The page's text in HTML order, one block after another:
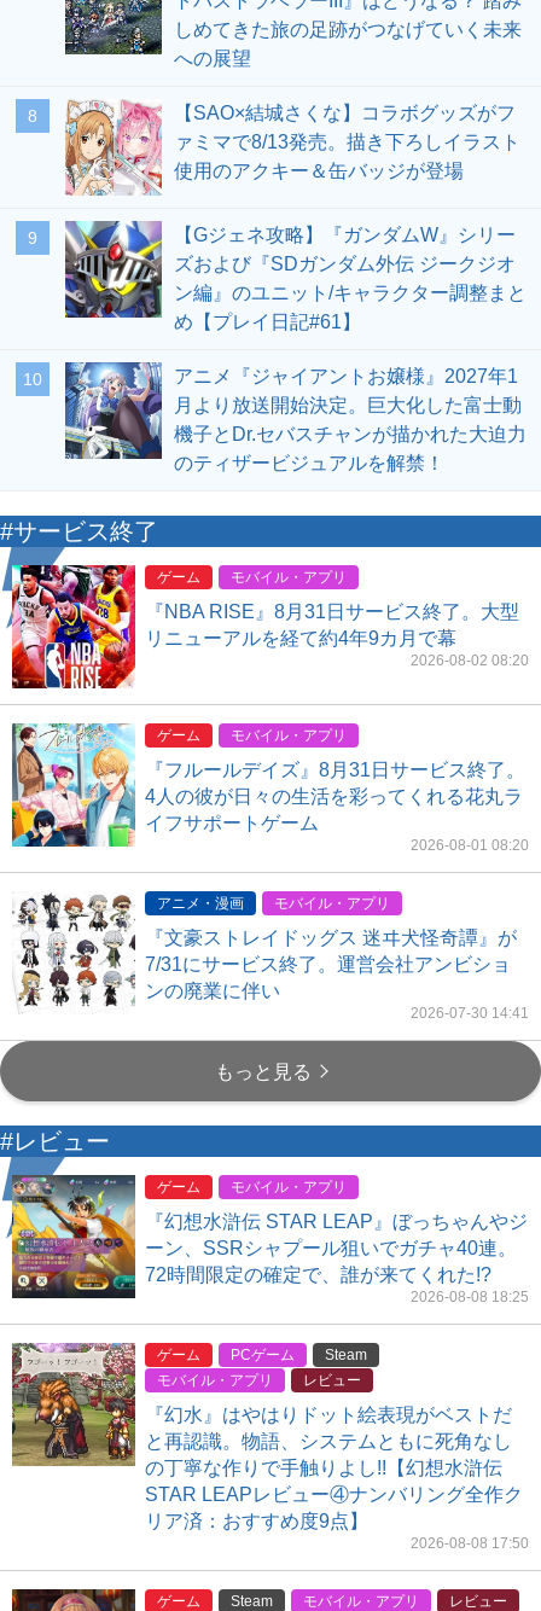
しめてきた旅の足跡がつなげていく未来
への展望
8
【SAO×結城さくな】コラボグッズがフ
ァミマで8/13発売。描き下ろしイラスト
使用のアクキー＆缶バッジが登場
9
【Gジェネ攻略】『ガンダムW』シリー
ズおよび『SDガンダム外伝 ジークジオ
ン編』のユニット/キャラクター調整まと
め【プレイ日記#61】
10
アニメ『ジャイアントお嬢様』2027年1
月より放送開始決定。巨大化した富士動
機子とDr.セバスチャンが描かれた大迫力
のティザービジュアルを解禁！
#サービス終了
ゲーム モバイル・アプリ
『NBA RISE』8月31日サービス終了。大型
リニューアルを経て約4年9カ月で幕
2026-08-02 08:20
ゲーム モバイル・アプリ
『フルールデイズ』8月31日サービス終了。
4人の彼が日々の生活を彩ってくれる花丸ラ
イフサポートゲーム
2026-08-01 08:20
アニメ・漫画 モバイル・アプリ
『文豪ストレイドッグス 迷ヰ犬怪奇譚』が
7/31にサービス終了。運営会社アンビショ
ンの廃業に伴い
2026-07-30 14:41
もっと見る
#レビュー
ゲーム モバイル・アプリ
『幻想水滸伝 STAR LEAP』ぼっちゃんやジ
ーン、SSRシャプール狙いでガチャ40連。
72時間限定の確定で、誰が来てくれた!?
2026-08-08 18:25
ゲーム PCゲーム
Steam
モバイル・アプリ
レビュー
『幻水』はやはりドット絵表現がベストだ
と再認識。物語、システムともに死角なし
の丁寧な作りで手触りよし!!【幻想水滸伝
STAR LEAPレビュー④ナンバリング全作ク
リア済：おすすめ度9点】
2026-08-08 17:50
ゲーム Steam モバイル・アプリ レビュー